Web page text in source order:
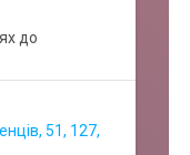
до
51, 127,